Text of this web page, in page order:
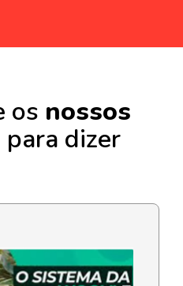
os nossos
dizer